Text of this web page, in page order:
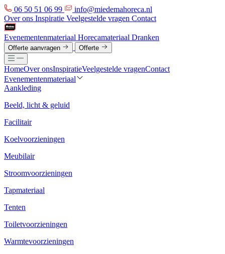
06 50 51 06 99
info@miedemahoreca.nl
Over ons Inspiratie Veelgestelde vragen Contact
Evenementenmateriaal Horecamateriaal Dranken
Offerte aanvragen Offerte
HomeOver onsInspiratieVeelgestelde vragenContact
Evenementenmateriaal
Aankleding
Beeld, licht & geluid
Facilitair
Koelvoorzieningen
Meubilair
Stroomvoorzieningen
Tapmateriaal
Tenten
Toiletvoorzieningen
Warmtevoorzieningen